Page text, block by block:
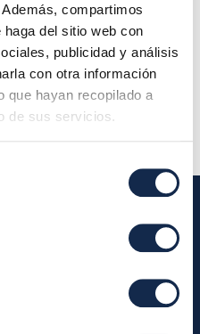
compartimos
del sitio web con
publicidad y análisis
con otra información
que hayan recopilado a
de sus servicios.
2013 11:00